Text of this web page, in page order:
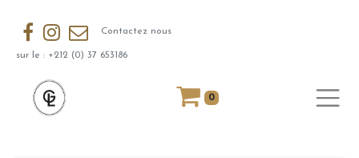
Contactez nous
sur le : +212 (0) 37 653186
0